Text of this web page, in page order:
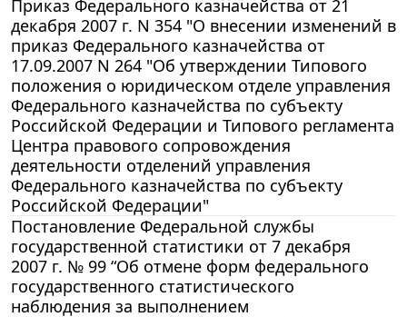
Приказ Федерального казначейства от 21
декабря 2007 г. N 354 "О внесении изменений в
приказ Федерального казначейства от
17.09.2007 N 264 "Об утверждении Типового
положения о юридическом отделе управления
Федерального казначейства по субъекту
Российской Федерации и Типового регламента
Центра правового сопровождения
деятельности отделений управления
Федерального казначейства по субъекту
Российской Федерации"
Постановление Федеральной службы
государственной статистики от 7 декабря
2007 г. № 99 “Об отмене форм федерального
государственного статистического
наблюдения за выполнением